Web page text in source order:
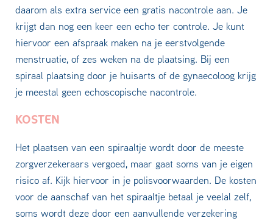
daarom als extra service een gratis nacontrole aan. Je
krijgt dan nog een keer een echo ter controle. Je kunt
hiervoor een afspraak maken na je eerstvolgende
menstruatie, of zes weken na de plaatsing. Bij een
spiraal plaatsing door je huisarts of de gynaecoloog krijg
je meestal geen echoscopische nacontrole.
KOSTEN
Het plaatsen van een spiraaltje wordt door de meeste
zorgverzekeraars vergoed, maar gaat soms van je eigen
risico af. Kijk hiervoor in je polisvoorwaarden. De kosten
voor de aanschaf van het spiraaltje betaal je veelal zelf,
soms wordt deze door een aanvullende verzekering